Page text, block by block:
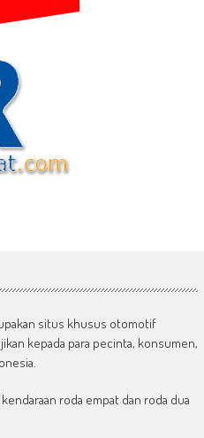
situs khusus otomotif
kepada para pecinta, konsumen,
roda empat dan roda dua